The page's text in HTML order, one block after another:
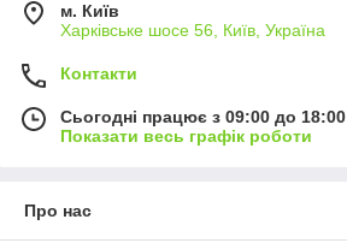
м. Київ
Харківське шосе 56, Київ, Україна
Контакти
Сьогодні працює з 09:00 до 18:00
Показати весь графік роботи
Про нас